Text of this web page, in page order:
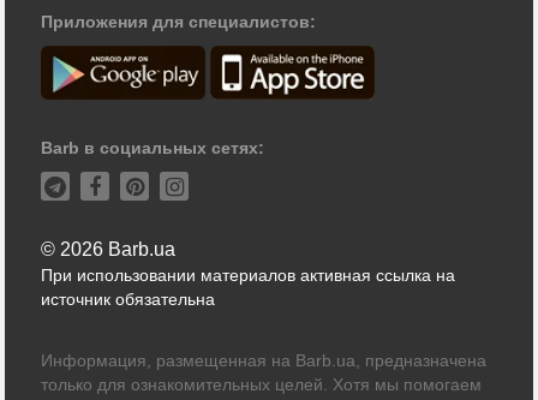
Приложения для специалистов:
Barb в социальных сетях:
© 2026 Barb.ua
При использовании материалов активная ссылка на
источник обязательна
Информация, размещенная на Barb.ua, предназначена
только для ознакомительных целей. Хотя мы помогаем